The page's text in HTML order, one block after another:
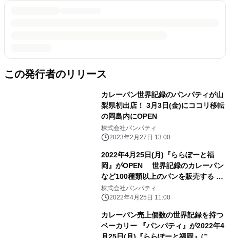
この発行者のリリース
カレーパン世界記録のパンパティが山
梨県初出店！ 3月3日(金)にココリ移転
の岡島内にOPEN
株式会社パンパティ
2023年2月27日 13:00
2022年4月25日(月)『ららぽーと福
岡』がOPEN 世界記録のカレーパン
など100種類以上のパンを販売する パ
ンパティが九州初店舗を展開
株式会社パンパティ
2022年4月25日 11:00
カレーパン売上個数の世界記録を持つ
ベーカリー 『パンパティ』が2022年4